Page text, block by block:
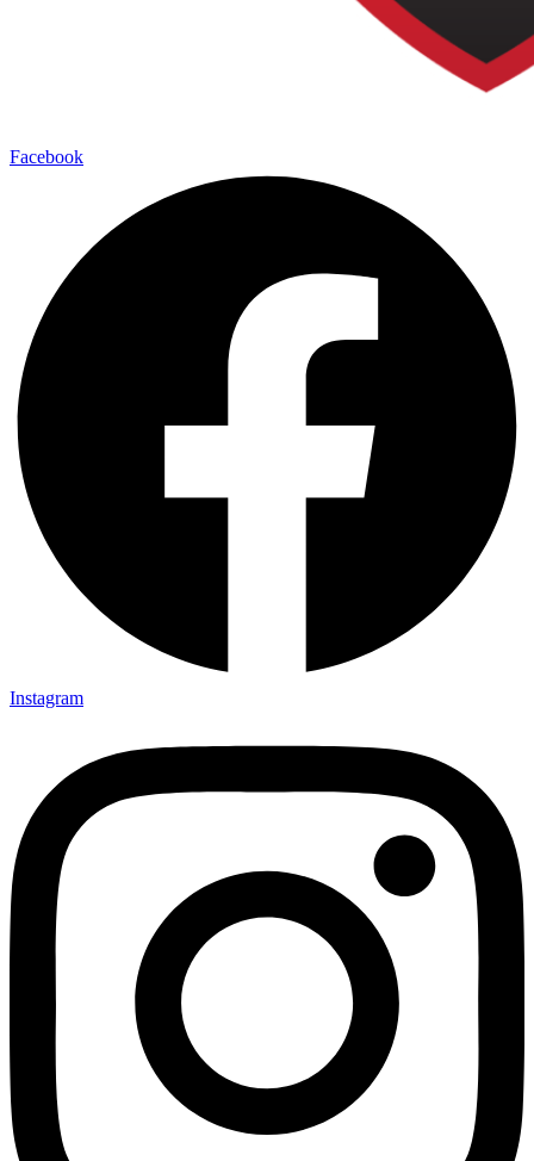
Facebook
Instagram